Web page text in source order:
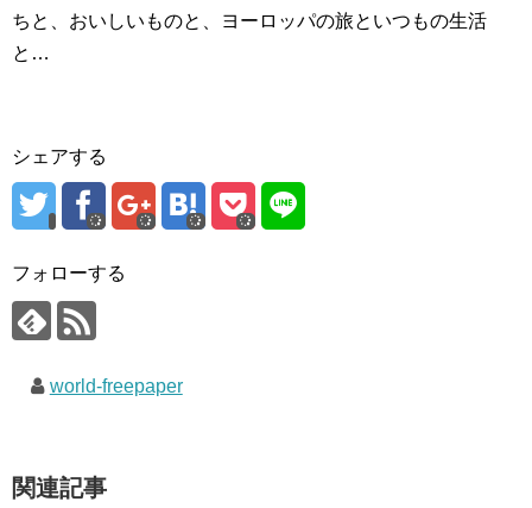
ちと、おいしいものと、ヨーロッパの旅といつもの生活
と…
シェアする
フォローする
world-freepaper
関連記事